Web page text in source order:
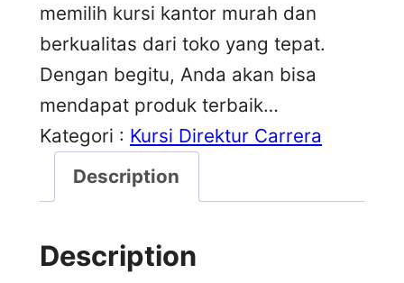
memilih kursi kantor murah dan
berkualitas dari toko yang tepat.
Dengan begitu, Anda akan bisa
mendapat produk terbaik…
Kategori : Kursi Direktur Carrera
Description
Description